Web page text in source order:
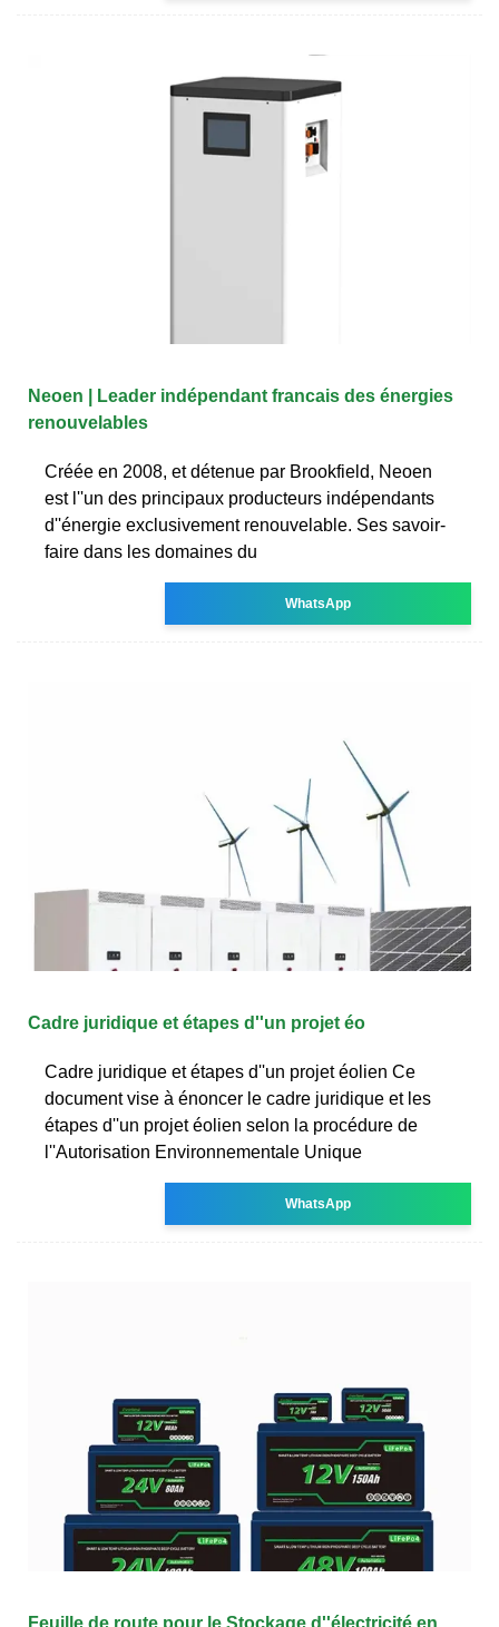
Neoen | Leader indépendant francais des énergies
renouvelables
Créée en 2008, et détenue par Brookfield, Neoen
est l''un des principaux producteurs indépendants
d''énergie exclusivement renouvelable. Ses savoir-
faire dans les domaines du
WhatsApp
Cadre juridique et étapes d''un projet éo
Cadre juridique et étapes d''un projet éolien Ce
document vise à énoncer le cadre juridique et les
étapes d''un projet éolien selon la procédure de
l''Autorisation Environnementale Unique
WhatsApp
Feuille de route pour le Stockage d''électricité en